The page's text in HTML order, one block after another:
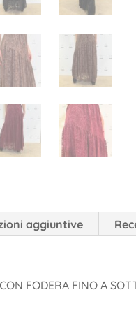
aggiuntive
FODERA FINO A